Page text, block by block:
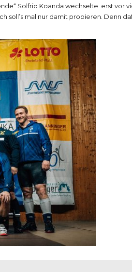
Solfrid Koanda wechselte erst vor
soll’s mal nur damit probieren. Denn